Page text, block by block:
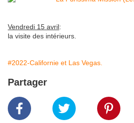
Vendredi 15 avril:
la visite des intérieurs.
#2022-Californie et Las Vegas.
Partager